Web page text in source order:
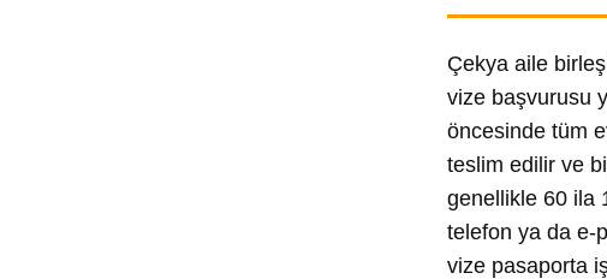
Çekya aile
vize başvurusu
öncesinde tüm
teslim edilir ve
genellikle 60 ila
telefon ya da e-
vize pasaporta